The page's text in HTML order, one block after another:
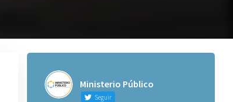
Ministerio Público
Seguir